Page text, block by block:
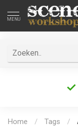
MENU
Home / Tags /